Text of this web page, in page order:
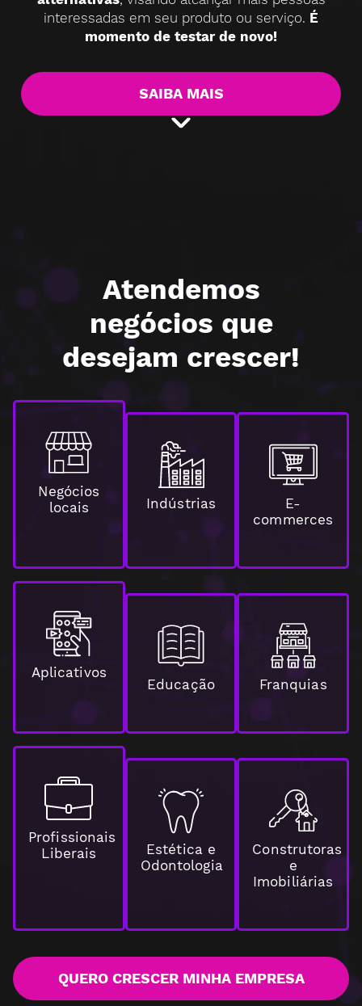
interessadas em seu produto ou serviço. É
momento de testar de novo!
SAIBA MAIS
Atendemos
negócios que
desejam crescer!
Negócios
locais
Indústrias
E-
commerces
Aplicativos
Educação Franquias
Profissionais
Liberais
Estética e
Odontologia
Construtoras
e
Imobiliárias
QUERO CRESCER MINHA EMPRESA